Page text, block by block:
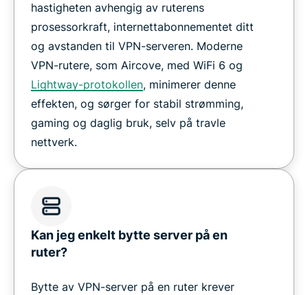
hastigheten avhengig av ruterens
prosessorkraft, internettabonnementet ditt
og avstanden til VPN-serveren. Moderne
VPN-rutere, som Aircove, med WiFi 6 og
Lightway-protokollen, minimerer denne
effekten, og sørger for stabil strømming,
gaming og daglig bruk, selv på travle
nettverk.
Kan jeg enkelt bytte server på en
ruter?
Bytte av VPN-server på en ruter krever